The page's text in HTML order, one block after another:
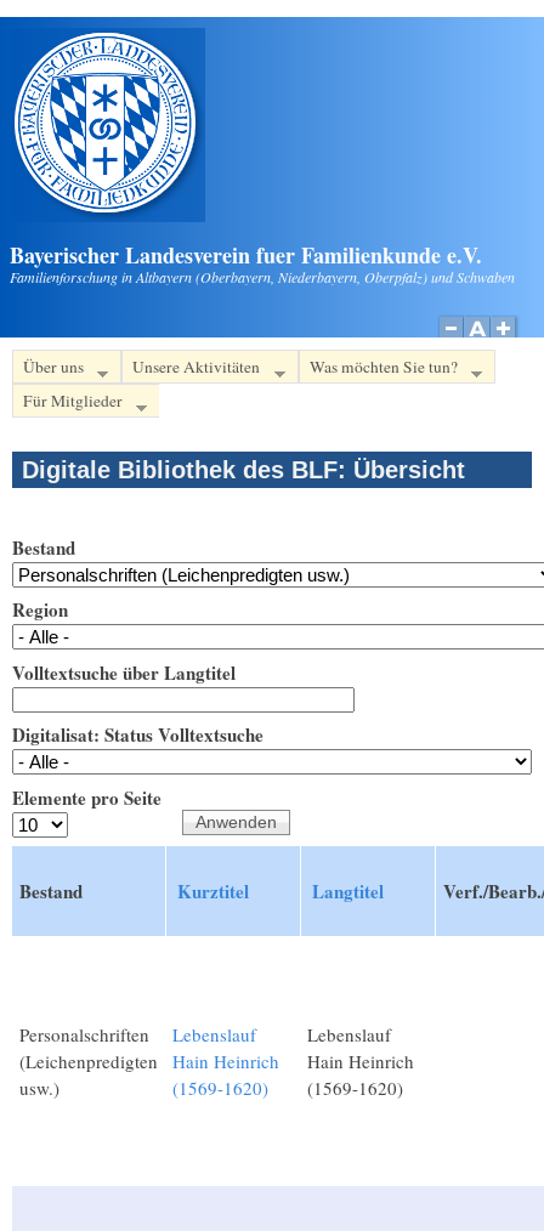
Direkt zum Inhalt
Bayerischer Landesverein fuer Familienkunde e.V.
Familienforschung in Altbayern (Oberbayern, Niederbayern, Oberpfalz) und Schwaben
Über uns Unsere Aktivitäten
Was möchten Sie tun?
Für Mitglieder
Digitale Bibliothek des BLF: Übersicht
Bestand
Region
Volltextsuche über Langtitel
Digitalisat: Status Volltextsuche
Elemente pro Seite
Bestand Kurztitel Langtitel Verf./
Personalschriften
(Leichenpredigten
usw.)
Lebenslauf
Hain Heinrich
(1569-1620)
Lebenslauf
Hain Heinrich
(1569-1620)